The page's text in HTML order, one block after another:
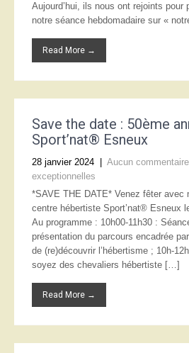
Aujourd’hui, ils nous ont rejoints pour
notre séance hebdomadaire sur «
Read More →
Save the date : 50ème
Sport’nat® Esneux
28 janvier 2024 Aucun commentaire
exceptionnelles
*SAVE THE DATE* Venez fêter avec
centre hébertiste Sport’nat® Esneux
Au programme : 10h00-11h30 :
présentation du parcours encadrée
de (re)découvrir l’hébertisme ; 10h-
soyez des chevaliers hébertiste […]
Read More →